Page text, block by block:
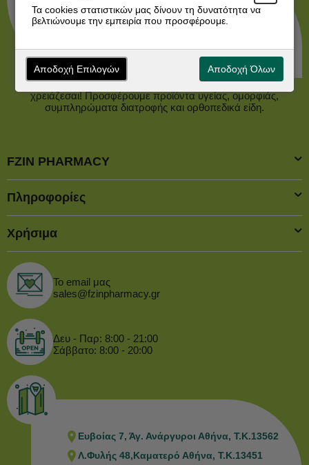
Το σύγχρονο φαρμακείο με το εξειδικευμένο προσωπικό που
χρειάζεσαι! Προσφέρουμε προϊόντα υγείας, ομορφιάς,
συμπληρώματα διατροφής και ορθοπεδικά είδη.
FZIN PHARMACY
Πληροφορίες
Χρήσιμα
Το email μας
sales@fzinpharmacy.gr
Δευ - Παρ: 8:00 - 21:00
Σάββατο: 8:00 - 20:00
Ευβοίας 7, Άγ. Ανάργυροι Αθήνα, Τ.Κ.13562
Λ.Φυλής 48,Καματερό Αθήνα, Τ.Κ.13451
Τα cookies στατιστικών μας δίνουν τη δυνατότητα να
βελτιώνουμε την εμπειρία που προσφέρουμε.
Αποδοχή Επιλογών Αποδοχή Όλων